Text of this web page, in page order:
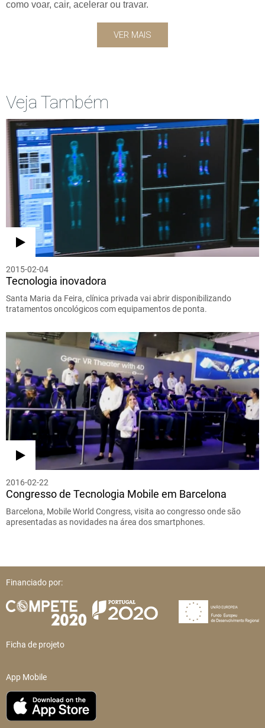
como voar, cair, acelerar ou travar.
VER MAIS
Veja Também
2015-02-04
Tecnologia inovadora
Santa Maria da Feira, clínica privada vai abrir disponibilizando
tratamentos oncológicos com equipamentos de ponta.
2016-02-22
Congresso de Tecnologia Mobile em Barcelona
Barcelona, Mobile World Congress, visita ao congresso onde são
apresentadas as novidades na área dos smartphones.
Financiado por:
Ficha de projeto
App Mobile